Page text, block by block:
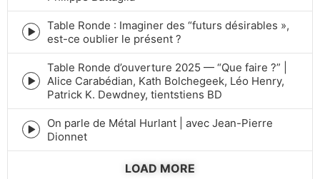
icon
Episode
play
icon
Table Ronde : Imaginer des “futurs désirables »,
est-ce oublier le présent ?
Episode
play
icon
Table Ronde d’ouverture 2025 — “Que faire ?” |
Alice Carabédian, Kath Bolchegeek, Léo Henry,
Patrick K. Dewdney, tientstiens BD
Episode
play
On parle de Métal Hurlant | avec Jean-Pierre
Dionnet
LOAD MORE